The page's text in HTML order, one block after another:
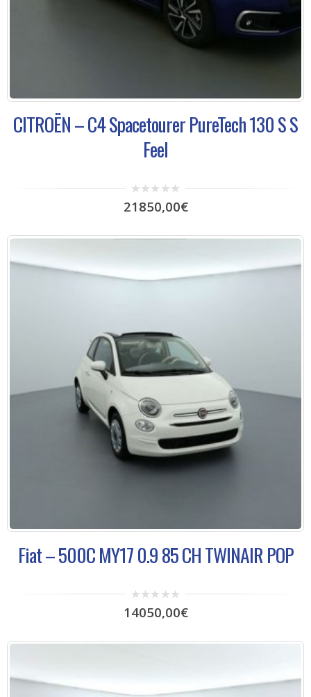
CITROËN – C4 Spacetourer PureTech 130 S S
Feel
0
out
21850,00€
Fiat – 500C MY17 0.9 85 CH TWINAIR POP
0
out
14050,00€